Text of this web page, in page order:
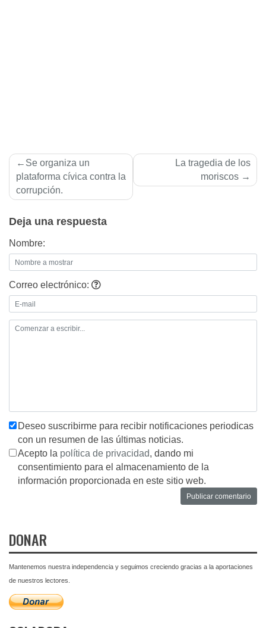
Navegación
de
entradas
Se organiza un
plataforma cí­vica contra la
corrupción.
La tragedia de los
moriscos
Deja una respuesta
Nombre:
Correo electrónico:
Deseo suscribirme para recibir notificaciones periodicas
con un resumen de las últimas noticias.
Acepto la política de privacidad, dando mi
consentimiento para el almacenamiento de la
información proporcionada en este sitio web.
DONAR
Mantenemos nuestra independencia y seguimos creciendo gracias a la aportaciones
de nuestros lectores.